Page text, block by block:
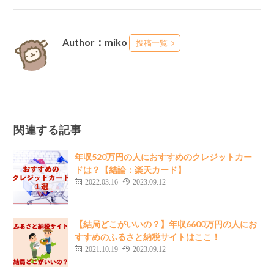
Author：miko 投稿一覧
関連する記事
年収520万円の人におすすめのクレジットカー
ドは？【結論：楽天カード】
2022.03.16 2023.09.12
【結局どこがいいの？】年収6600万円の人にお
すすめのふるさと納税サイトはここ！
2021.10.19 2023.09.12